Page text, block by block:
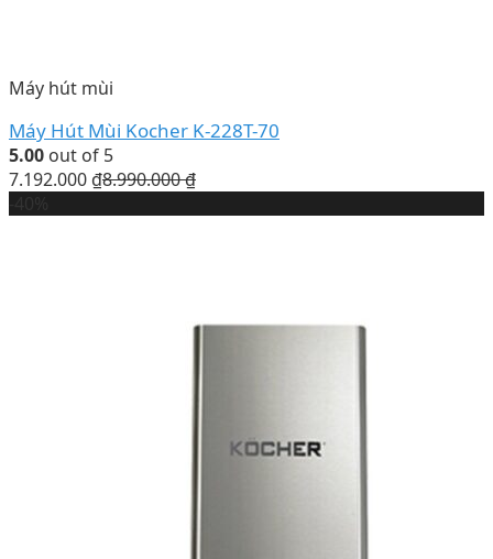
Máy hút mùi
Máy Hút Mùi Kocher K-228T-70
5.00 out of 5
7.192.000 ₫8.990.000₫